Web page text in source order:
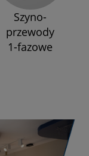
Szyno-
przewody
1-fazowe